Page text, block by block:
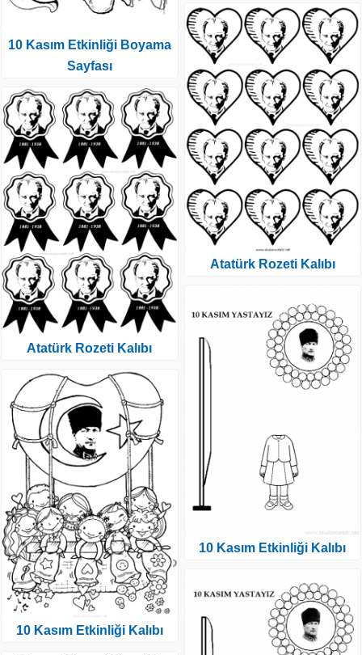
10 Kasım Etkinliği Boyama
Sayfası
Atatürk Rozeti Kalıbı
10 Kasım Etkinliği Kalıbı
Atatürk Rozeti Kalıbı
10 Kasım Etkinliği Kalıbı